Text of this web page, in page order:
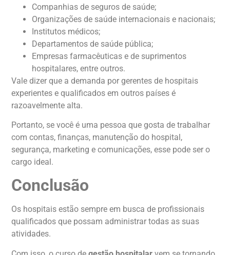
Companhias de seguros de saúde;
Organizações de saúde internacionais e nacionais;
Institutos médicos;
Departamentos de saúde pública;
Empresas farmacêuticas e de suprimentos
hospitalares, entre outros.
Vale dizer que a demanda por gerentes de hospitais
experientes e qualificados em outros países é
razoavelmente alta.
Portanto, se você é uma pessoa que gosta de trabalhar
com contas, finanças, manutenção do hospital,
segurança, marketing e comunicações, esse pode ser o
cargo ideal.
Conclusão
Os hospitais estão sempre em busca de profissionais
qualificados que possam administrar todas as suas
atividades.